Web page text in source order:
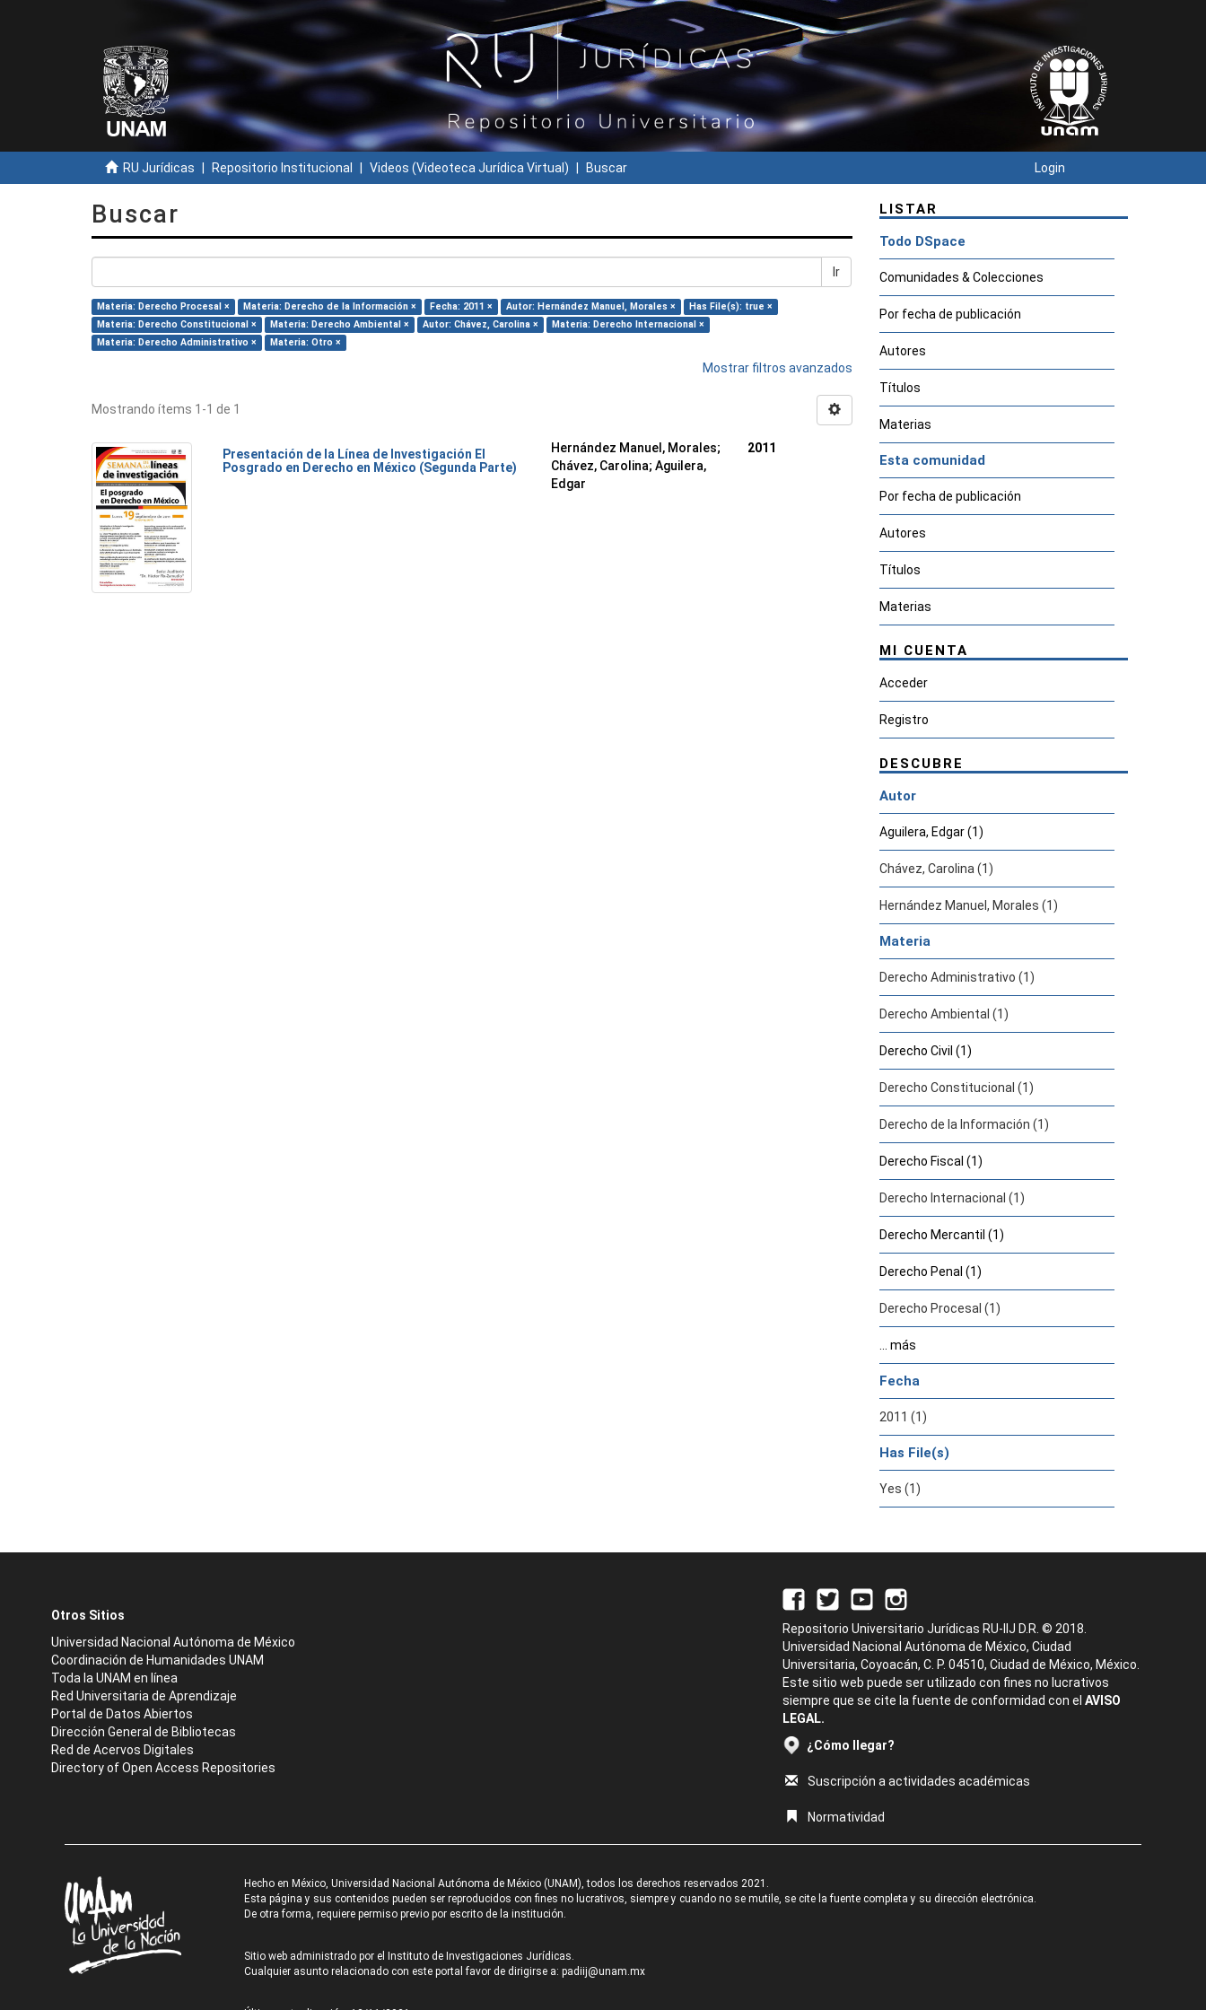
RU Jurídicas Repositorio Institucional Videos (Videoteca Jurídica Virtual) Buscar Login
Buscar
Ir
Materia: Derecho Procesal × Materia: Derecho de la Información × Fecha: 2011 × Autor: Hernández Manuel, Morales ×
Has File(s): true ×
Materia: Derecho Constitucional ×
Materia: Derecho Ambiental × Autor: Chávez, Carolina ×
Materia: Derecho Internacional ×
Materia: Derecho Administrativo ×
Materia: Otro ×
Mostrar filtros avanzados
Mostrando ítems 1-1 de 1
Presentación de la Línea de Investigación El
Posgrado en Derecho en México (Segunda Parte)
Hernández Manuel, Morales;
Chávez, Carolina; Aguilera,
Edgar
2011
LISTAR
Todo DSpace
Comunidades & Colecciones
Por fecha de publicación
Autores
Títulos
Materias
Esta comunidad
Por fecha de publicación
Autores
Títulos
Materias
MI CUENTA
Acceder
Registro
DESCUBRE
Autor
Aguilera, Edgar (1)
Chávez, Carolina (1)
Hernández Manuel, Morales (1)
Materia
Derecho Administrativo (1)
Derecho Ambiental (1)
Derecho Civil (1)
Derecho Constitucional (1)
Derecho de la Información (1)
Derecho Fiscal (1)
Derecho Internacional (1)
Derecho Mercantil (1)
Derecho Penal (1)
Derecho Procesal (1)
... más
Fecha
2011 (1)
Has File(s)
Yes (1)
Otros Sitios
Universidad Nacional Autónoma de México
Coordinación de Humanidades UNAM
Toda la UNAM en línea
Red Universitaria de Aprendizaje
Portal de Datos Abiertos
Dirección General de Bibliotecas
Red de Acervos Digitales
Directory of Open Access Repositories
Repositorio Universitario Jurídicas RU-IIJ D.R. © 2018.
Universidad Nacional Autónoma de México, Ciudad
Universitaria, Coyoacán, C. P. 04510, Ciudad de México, México.
Este sitio web puede ser utilizado con fines no lucrativos
siempre que se cite la fuente de conformidad con el AVISO
LEGAL.
¿Cómo llegar?
Suscripción a actividades académicas
Normatividad
Hecho en México, Universidad Nacional Autónoma de México (UNAM), todos los derechos reservados 2021.
Esta página y sus contenidos pueden ser reproducidos con fines no lucrativos, siempre y cuando no se mutile, se cite la fuente completa y su dirección electrónica.
De otra forma, requiere permiso previo por escrito de la institución.
Sitio web administrado por el Instituto de Investigaciones Jurídicas.
Cualquier asunto relacionado con este portal favor de dirigirse a: padiij@unam.mx